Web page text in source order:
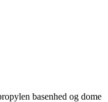
basenhed og dome